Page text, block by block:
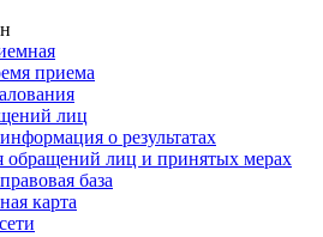
приема
лиц
о результатах
обращений лиц и принятых мерах
база
карта